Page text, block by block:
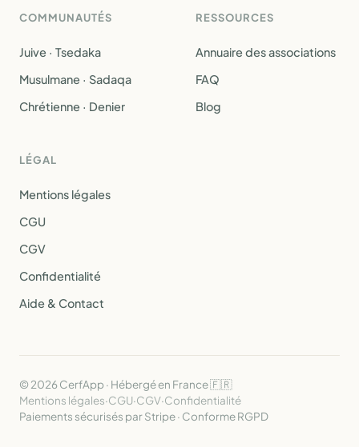
COMMUNAUTÉS
Juive · Tsedaka
Musulmane · Sadaqa
Chrétienne · Denier
RESSOURCES
Annuaire des associations
FAQ
Blog
LÉGAL
Mentions légales
CGU
CGV
Confidentialité
Aide & Contact
© 2026 CerfApp · Hébergé en France 🇫🇷
Mentions légales·CGU·CGV·Confidentialité
Paiements sécurisés par Stripe · Conforme RGPD